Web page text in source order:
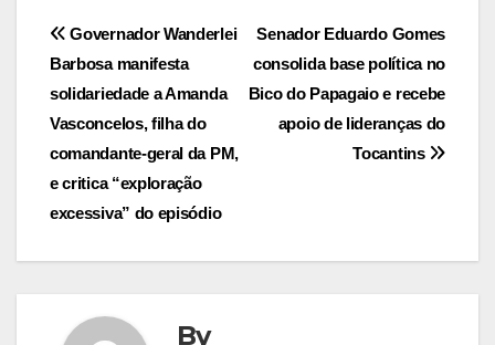
Post
navigation
Senador Eduardo Gomes
consolida base política no
Bico do Papagaio e recebe
apoio de lideranças do
Tocantins
Governador Wanderlei
Barbosa manifesta
solidariedade a Amanda
Vasconcelos, filha do
comandante-geral da PM,
e critica “exploração
excessiva” do episódio
By